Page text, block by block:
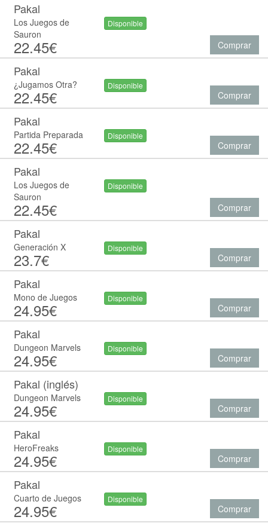
Pakal
Los Juegos de
Sauron
22.45€
Disponible
Comprar
Pakal
¿Jugamos Otra?
22.45€
Disponible
Comprar
Pakal
Partida Preparada
22.45€
Disponible
Comprar
Pakal
Los Juegos de
Sauron
22.45€
Disponible
Comprar
Pakal
Generación X
23.7€
Disponible
Comprar
Pakal
Mono de Juegos
24.95€
Disponible
Comprar
Pakal
Dungeon Marvels
24.95€
Disponible
Comprar
Pakal (inglés)
Dungeon Marvels
24.95€
Disponible
Comprar
Pakal
HeroFreaks
24.95€
Disponible
Comprar
Pakal
Cuarto de Juegos
24.95€
Disponible
Comprar